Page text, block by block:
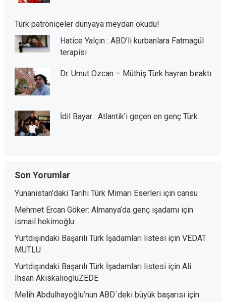
Türk patroniçeler dünyaya meydan okudu!
Hatice Yalçın : ABD’li kurbanlara Fatmagül
terapisi
Dr. Umut Özcan – Müthiş Türk hayran bıraktı
İdil Bayar : Atlantik’i geçen en genç Türk
Son Yorumlar
Yunanistan’daki Tarihi Türk Mimari Eserleriiçin cansu
Mehmet Ercan Göker: Almanya’da genç işadamıiçin
ismail hekimoğlu
Yurtdışındaki Başarılı Türk İşadamları listesiiçin VEDAT
MUTLU
Yurtdışındaki Başarılı Türk İşadamları listesiiçin Ali
Ihsan AkiskaliogluZEDE
Melih Abdulhayoğlu’nun ABD`deki büyük başarısıiçin